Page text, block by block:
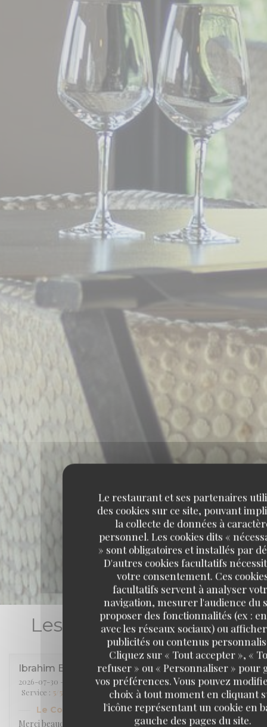
Le restaurant et ses partenaires
des cookies sur ce site, pouvant
la collecte de données à
personnel. Les cookies dits «
» sont obligatoires et installés par
D'autres cookies facultatifs
votre consentement. Ces
facultatifs servent à analyser
navigation, mesurer l'audience du
proposer des fonctionnalités (ex :
avec les réseaux sociaux) ou
publicités ou contenus
Cliquez sur « Tout accepter », «
refuser » ou « Personnaliser » pour
vos préférences. Vous pouvez
choix à tout moment en cliquant
l'icône représentant un cookie en
gauche des pages du site.
Les avis de nos clients
Ibrahim B
2026-07-30 - 21:30 - Couverts 2
Service : 5 /5 /5 Cuisine : 5/5 Qualité / Prix: 5 /5
Le Comptoir 233 a répondu à cet avis
Merci beaucoup Monsieur Baya Chatti pour ce 5 étoiles. Ravie